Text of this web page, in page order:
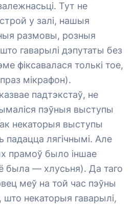
Тут не
у залі, нашыя
размовы, розныя
гаварылі дэпутаты без
фіксавалася толькі тое,
мікрафон).
падтэкстаў, не
пэўныя выступы
некаторыя выступы
падацца лягічнымі. Але
прамоў было іншае
была — хлусьня). Да таго
меў на той час пэўны
што некаторыя гаварылі,